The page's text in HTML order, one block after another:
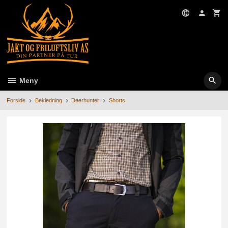
innholdet
Meny
Forside Bekledning Deerhunter Shorts